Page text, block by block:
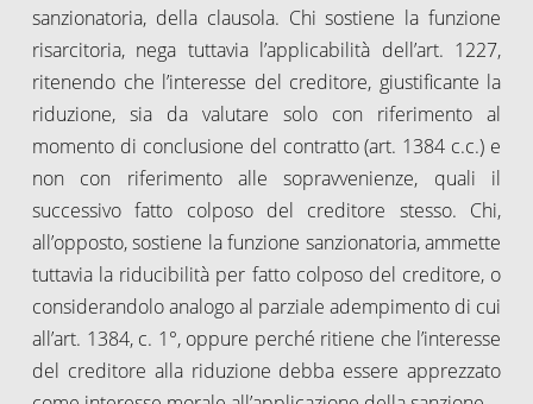
sanzionatoria, della clausola. Chi sostiene la funzione
risarcitoria, nega tuttavia l’applicabilità dell’art. 1227,
ritenendo che l’interesse del creditore, giustificante la
riduzione, sia da valutare solo con riferimento al
momento di conclusione del contratto (art. 1384 c.c.) e
non con riferimento alle sopravvenienze, quali il
successivo fatto colposo del creditore stesso. Chi,
all’opposto, sostiene la funzione sanzionatoria, ammette
tuttavia la riducibilità per fatto colposo del creditore, o
considerandolo analogo al parziale adempimento di cui
all’art. 1384, c. 1°, oppure perché ritiene che l’interesse
del creditore alla riduzione debba essere apprezzato